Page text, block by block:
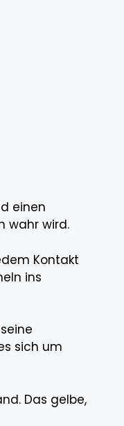
einen
wahr wird.
Kontakt
ins
sich um
Das gelbe,